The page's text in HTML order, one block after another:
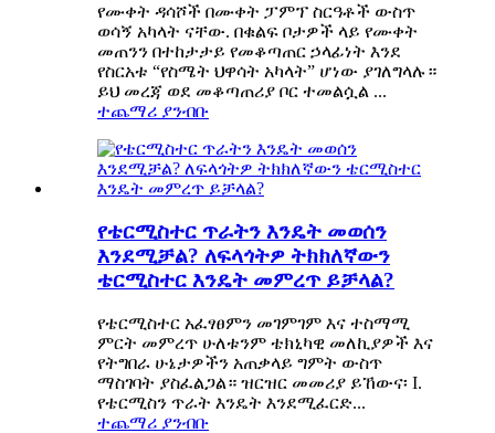
የሙቀት ዳሳሾች በሙቀት ፓምፕ ስርዓቶች ውስጥ
ወሳኝ አካላት ናቸው. በቁልፍ ቦታዎች ላይ የሙቀት
መጠንን በተከታታይ የመቆጣጠር ኃላፊነት እንደ
የስርአቱ “የስሜት ህዋሳት አካላት” ሆነው ያገለግላሉ።
ይህ መረጃ ወደ መቆጣጠሪያ ቦር ተመልሷል ...
ተጨማሪ ያንብቡ
የቴርሚስተር ጥራትን እንዴት መወሰን
እንደሚቻል? ለፍላጎትዎ ትክክለኛውን
ቴርሚስተር እንዴት መምረጥ ይቻላል?
የቴርሚስተር አፈፃፀምን መገምገም እና ተስማሚ
ምርት መምረጥ ሁለቱንም ቴክኒካዊ መለኪያዎች እና
የትግበራ ሁኔታዎችን አጠቃላይ ግምት ውስጥ
ማስገባት ያስፈልጋል። ዝርዝር መመሪያ ይኸውና፡ I.
የቴርሚስን ጥራት እንዴት እንደሚፈርድ...
ተጨማሪ ያንብቡ